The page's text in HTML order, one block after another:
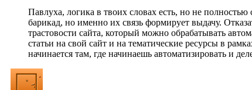
Павлуха, логика в твоих словах есть, но не
барикад, но именно их связь формирует выдачу.
трастовости сайта, который можно обрабатывать
статьи на свой сайт и на тематические ресурсы в
начинается там, где начинаешь автоматизировать и